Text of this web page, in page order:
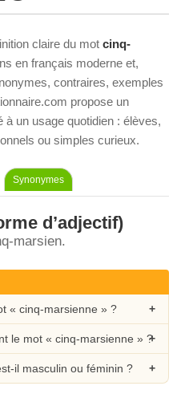
claire du mot cinq-
en français moderne et,
contraires, exemples
propose un
à un usage quotidien : élèves,
ou simples curieux.
Synonymes
d’adjectif)
marsien.
« cinq-marsienne » ?
le mot « cinq-marsienne » ?
il masculin ou féminin ?